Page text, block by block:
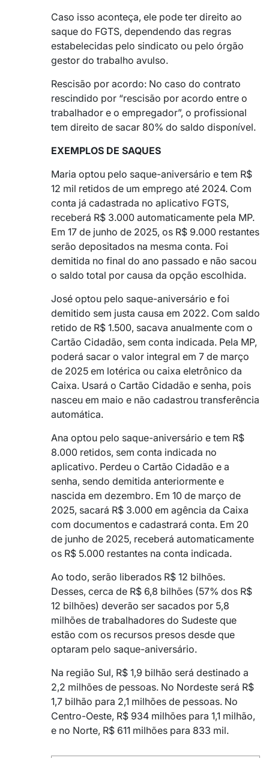
Caso isso aconteça, ele pode ter direito ao
saque do FGTS, dependendo das regras
estabelecidas pelo sindicato ou pelo órgão
gestor do trabalho avulso.
Rescisão por acordo: No caso do contrato
rescindido por “rescisão por acordo entre o
trabalhador e o empregador”, o profissional
tem direito de sacar 80% do saldo disponível.
EXEMPLOS DE SAQUES
Maria optou pelo saque-aniversário e tem R$
12 mil retidos de um emprego até 2024. Com
conta já cadastrada no aplicativo FGTS,
receberá R$ 3.000 automaticamente pela MP.
Em 17 de junho de 2025, os R$ 9.000 restantes
serão depositados na mesma conta. Foi
demitida no final do ano passado e não sacou
o saldo total por causa da opção escolhida.
José optou pelo saque-aniversário e foi
demitido sem justa causa em 2022. Com saldo
retido de R$ 1.500, sacava anualmente com o
Cartão Cidadão, sem conta indicada. Pela MP,
poderá sacar o valor integral em 7 de março
de 2025 em lotérica ou caixa eletrônico da
Caixa. Usará o Cartão Cidadão e senha, pois
nasceu em maio e não cadastrou transferência
automática.
Ana optou pelo saque-aniversário e tem R$
8.000 retidos, sem conta indicada no
aplicativo. Perdeu o Cartão Cidadão e a
senha, sendo demitida anteriormente e
nascida em dezembro. Em 10 de março de
2025, sacará R$ 3.000 em agência da Caixa
com documentos e cadastrará conta. Em 20
de junho de 2025, receberá automaticamente
os R$ 5.000 restantes na conta indicada.
Ao todo, serão liberados R$ 12 bilhões.
Desses, cerca de R$ 6,8 bilhões (57% dos R$
12 bilhões) deverão ser sacados por 5,8
milhões de trabalhadores do Sudeste que
estão com os recursos presos desde que
optaram pelo saque-aniversário.
Na região Sul, R$ 1,9 bilhão será destinado a
2,2 milhões de pessoas. No Nordeste será R$
1,7 bilhão para 2,1 milhões de pessoas. No
Centro-Oeste, R$ 934 milhões para 1,1 milhão,
e no Norte, R$ 611 milhões para 833 mil.